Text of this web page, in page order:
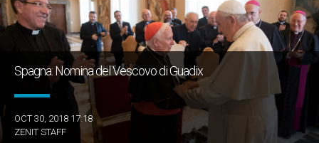
Spagna: Nomina del Vescovo di Guadix
OCT 30, 2018 17:18
ZENIT STAFF